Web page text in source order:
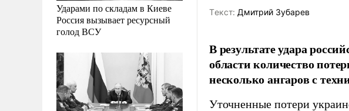
Ударами по складам в Киеве
Россия вызывает ресурсный
голод ВСУ
Tекст: Дмитрий Зубарев
В результате удара
области количество
несколько ангаров с
Уточненные потери